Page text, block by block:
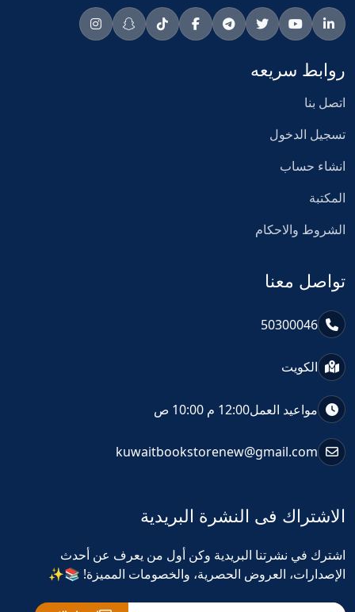
روابط سريعه
اتصل بنا
تسجيل الدخول
انشاء حساب
المكتبة
الشروط والاحكام
تواصل معنا
50300046
الكويت
مواعيد العمل12:00 م 10:00 ص
kuwaitbookstorenew@gmail.com
الاشتراك فى النشرة البريدية
اشترك في نشرتنا البريدية وكن أول من يعرف عن أحدث
الإصدارات، العروض الحصرية، والخصومات المميزة! 📚✨